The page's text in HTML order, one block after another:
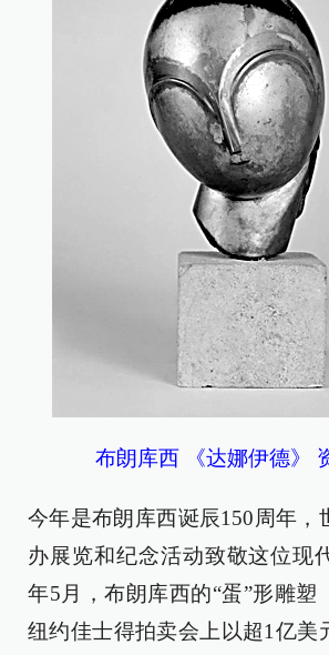
布朗库西 《达娜伊德》
今年是布朗库西诞辰150周年，
办展览和纪念活动致敬这位现
年5月，布朗库西的“蛋”形雕塑
纽约佳士得拍卖会上以超1亿美